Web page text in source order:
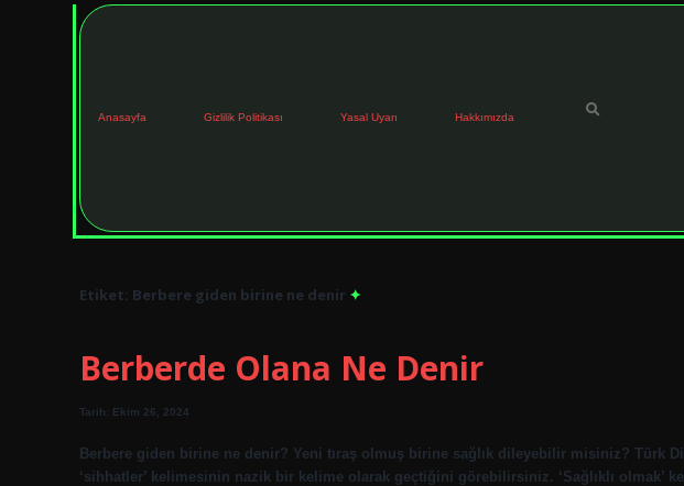
Anasayfa Gizlilik Politikası Yasal Uyarı Hakkımızda
Etiket: Berbere giden birine ne denir
Berberde Olana Ne Denir
Tarih: Ekim 26, 2024
Berbere giden birine ne denir? Yeni tıraş olmuş birine sağlık dileyebilir misiniz? Türk
‘sihhatler’ kelimesinin nazik bir kelime olarak geçtiğini görebilirsiniz. ‘Sağlıklı olmak’